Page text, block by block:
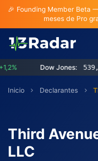
🎉 Founding Member Beta
meses de Pro
Dow Jones: 539,62
Inicio Declarantes
Third
LLC